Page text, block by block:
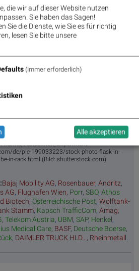
Indikation
Tage
ssieg
er/
verlierer
„n“
Tage
Top/Flop
Repo
Stand: 21.12.2024
Handschuh, Experiment
de/pic-199033223/stock-photo-flask-in-
in-rack.html (Bild: shutterstock.com)
Bajaj Mobility AG, Rosenbauer, Andritz,
AG, Flughafen Wien, Porr, SBO, Athos
Biotech, Österreichische Post, Wolftank-
Stamm, Kapsch TrafficCom, Amag,
, Telekom Austria, UBM, SAP, Henkel,
Medical Care, BASF, Deutsche Boerse,
, DAIMLER TRUCK HLD... , Rheinmetall
die wir auf dieser Website nutzen
Sie haben das Sagen!
Sie die Dienste, wie Sie es für richtig
lesen Sie bitte unsere
(immer erforderlich)
Alle akzeptieren